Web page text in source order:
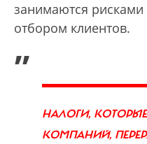
занимаются
отбором клиентов.
„
НАЛОГИ,
КОМПАНИЙ,